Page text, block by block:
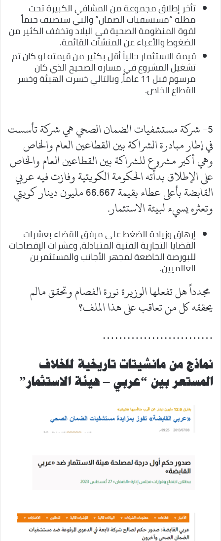
تأخر إطلاق مجموعة من المشافي الكبيرة تحت
مظلة “مستشفيات الضمان” والتي ستضيف حتماً
لقوة المنظومة الصحية في البلاد وتخفف الكثير من
الضغوط والأعباء عن المنشآت القائمة.
قيمة الاستثمار حالياً أقل بكثير من قيمته لو كان تم
تشغيل المشروع في مساره الصحيح الذي كان
مرسوم قبل 11 عاماً، وبالتالي خسرت الهيئة وخسر
القطاع الخاص.
5- شركة مستشفيات الضمان الصحي هي شركة تأسست
في إطار مبادرة الشراكة بين القطاعين العام والخاص
وهي أكبر مشروع للشراكة بين القطاعين العام والخاص
على الإطلاق بدأته الحكومة الكويتية وفازت فيه عربي
القابضة بأعلى عطاء بقيمة 66.667 مليون دينار كويتي
وتعثره يسيء لبيئة الاستثمار.
إرهاق وزيادة الضغط على مرفق القضاء بعشرات
القضايا التجارية الفنية المتبادلة، وعشرات الإفصاحات
للبورصة الخاضعة لمجهر الأجانب والمستثمرين
العالميين.
مجدداً هل تفعلها الوزيرة نورة الفصام وتحقق مالم
يحققه كل من تعاقب على هذا الملف؟
………………………
نماذج من مانشيتات تاريخية للخلاف
المستعر بين “عربي – هيئة الاستثمار”